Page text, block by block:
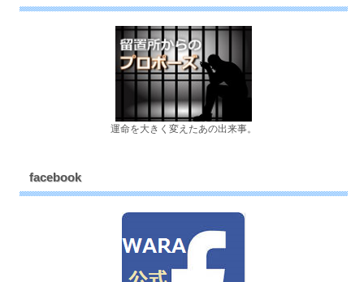
運命を大きく変えたあの出来事。
facebook